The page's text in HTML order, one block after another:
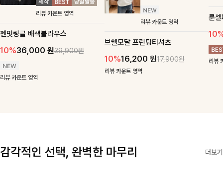
리뷰 카운트 영역
펜밋링클 배색블라우스
10%36,000 원39,900원
리뷰 카운트 영역
리뷰 카운트 영역
브쉘모달 프린팅티셔츠
10%16,200 원17,900원
리뷰 카운트 영역
룬
리뷰
감각적인 선택, 완벽한 마무리 더보기